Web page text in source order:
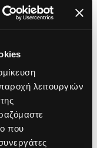
λειτουργιών
που
work